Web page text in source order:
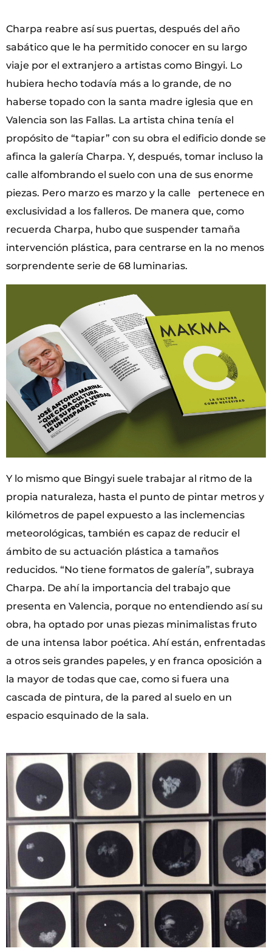
Charpa reabre así sus puertas, después del año
sabático que le ha permitido conocer en su largo
viaje por el extranjero a artistas como Bingyi. Lo
hubiera hecho todavía más a lo grande, de no
haberse topado con la santa madre iglesia que en
Valencia son las Fallas. La artista china tenía el
propósito de “tapiar” con su obra el edificio donde se
afinca la galería Charpa. Y, después, tomar incluso la
calle alfombrando el suelo con una de sus enorme
piezas. Pero marzo es marzo y la calle pertenece en
exclusividad a los falleros. De manera que, como
recuerda Charpa, hubo que suspender tamaña
intervención plástica, para centrarse en la no menos
sorprendente serie de 68 luminarias.
Y lo mismo que Bingyi suele trabajar al ritmo de la
propia naturaleza, hasta el punto de pintar metros y
kilómetros de papel expuesto a las inclemencias
meteorológicas, también es capaz de reducir el
ámbito de su actuación plástica a tamaños
reducidos. “No tiene formatos de galería”, subraya
Charpa. De ahí la importancia del trabajo que
presenta en Valencia, porque no entendiendo así su
obra, ha optado por unas piezas minimalistas fruto
de una intensa labor poética. Ahí están, enfrentadas
a otros seis grandes papeles, y en franca oposición a
la mayor de todas que cae, como si fuera una
cascada de pintura, de la pared al suelo en un
espacio esquinado de la sala.